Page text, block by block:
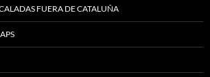
FUERA DE CATALUÑA